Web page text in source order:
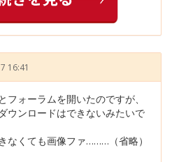
16:41
フォーラムを開いたのですが、
ウンロードはできないみたいで
なくても画像ファ………（省略）